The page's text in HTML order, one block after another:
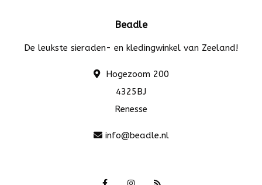
Beadle
De leukste sieraden- en kledingwinkel van Zeeland!
Hogezoom 200
4325BJ
Renesse
info@beadle.nl